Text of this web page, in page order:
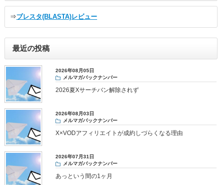
⇒ブレスタ(BLASTA)レビュー
最近の投稿
2026年08月05日
メルマガバックナンバー
2026夏Xサーチバン解除されず
2026年08月03日
メルマガバックナンバー
X×VODアフィリエイトが成約しづらくなる理由
2026年07月31日
メルマガバックナンバー
あっという間の1ヶ月